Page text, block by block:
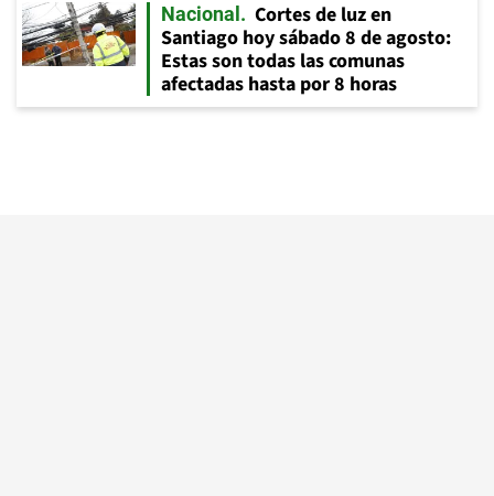
Nacional
Cortes de luz en
Santiago hoy sábado 8 de agosto:
Estas son todas las comunas
afectadas hasta por 8 horas